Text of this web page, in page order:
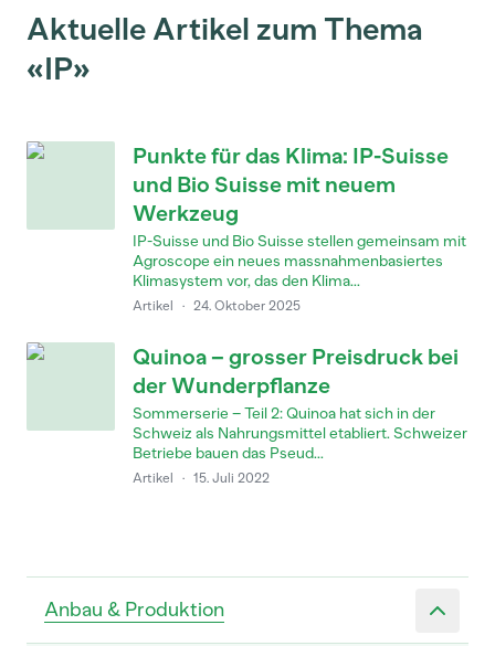
Anbau & Produktion
Aktuelle Artikel zum Thema
«IP»
Punkte für das Klima: IP-Suisse
und Bio Suisse mit neuem
Werkzeug
IP-Suisse und Bio Suisse stellen gemeinsam mit
Agroscope ein neues massnahmenbasiertes
Klimasystem vor, das den Klima...
Artikel · 24. Oktober 2025
Quinoa – grosser Preisdruck bei
der Wunderpflanze
Sommerserie – Teil 2: Quinoa hat sich in der
Schweiz als Nahrungsmittel etabliert. Schweizer
Betriebe bauen das Pseud...
Artikel · 15. Juli 2022